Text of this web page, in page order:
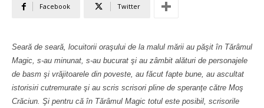
Facebook Twitter
Seară de seară, locuitorii oraşului de la malul mării au păşit în Tărâmul
Magic, s-au minunat, s-au bucurat şi au zâmbit alături de personajele
de basm şi vrăjitoarele din poveste, au făcut fapte bune, au ascultat
istorisiri cutremurate şi au scris scrisori pline de speranţe către Moş
Crăciun. Şi pentru că în Tărâmul Magic totul este posibil, scrisorile